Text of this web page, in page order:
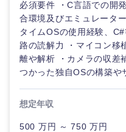
必須要件 ・C言語での開
合環境及びエミュレータ
タイムOSの使用経験、
路の読解力 ・マイコン移
離や解析 ・カメラの収差
つかった独自OSの構築や
想定年収
500 万円 ～ 750 万円